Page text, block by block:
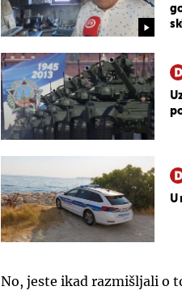
U
No, jeste ikad razmišljali o